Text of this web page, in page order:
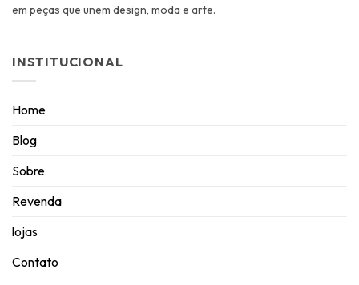
em peças que unem design, moda e arte.
INSTITUCIONAL
Home
Blog
Sobre
Revenda
lojas
Contato